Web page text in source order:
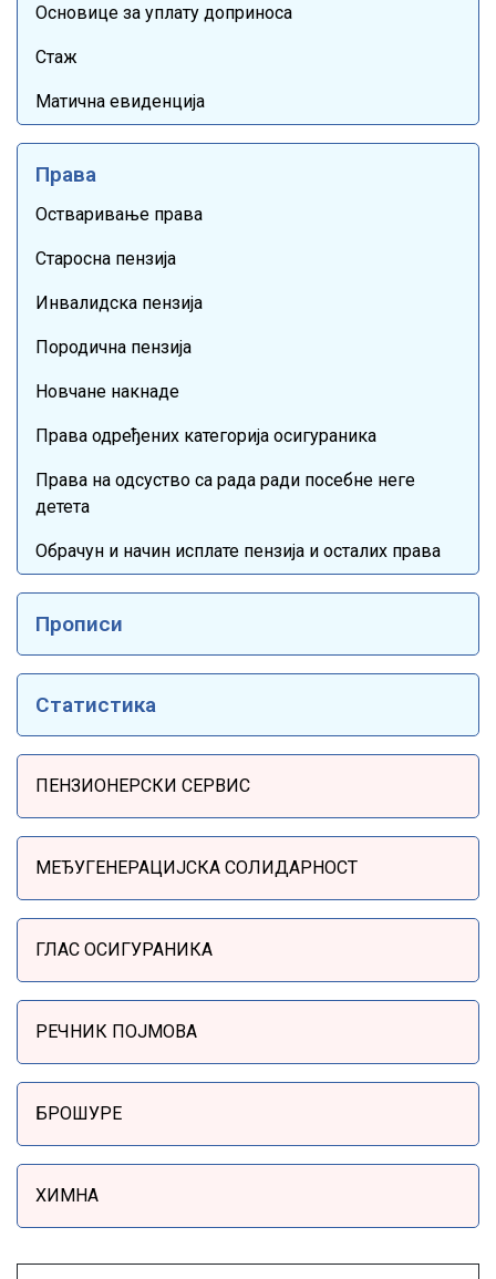
Основице за уплату доприноса
Стаж
Матична евиденција
Права
Остваривање права
Старосна пензија
Инвалидска пензија
Породична пензија
Новчане накнаде
Права одређених категорија осигураника
Права на одсуство са рада ради посебне неге
детета
Обрачун и начин исплате пензија и осталих права
Прописи
Статистика
ПЕНЗИОНЕРСКИ СЕРВИС
МЕЂУГЕНЕРАЦИЈСКА СОЛИДАРНОСТ
ГЛАС ОСИГУРАНИКА
РЕЧНИК ПОЈМОВА
БРОШУРЕ
ХИМНА